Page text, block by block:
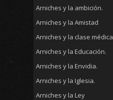
Arniches y la ambición.
Arniches y la Amistad
Arniches y la clase médica
Arniches y la Educación.
Arniches y la Envidia.
Arniches y la Iglesia.
Arniches y la Ley